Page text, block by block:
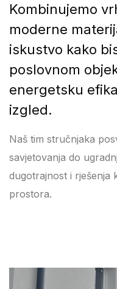
Kombinujemo
moderne
iskustvo kako
poslovnom
energetsku
izgled.
Naš tim stručnjaka
savjetovanja do
dugotrajnost i rješenja
prostora.